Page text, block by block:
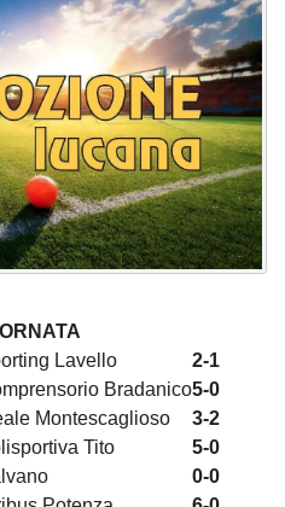
Lavello
2-1
Bradanico5-0
Montescaglioso
3-2
Tito
5-0
0-0